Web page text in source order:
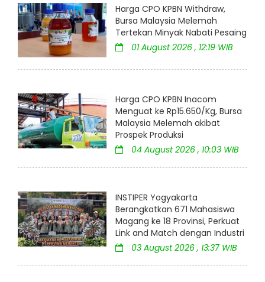
Harga CPO KPBN Withdraw,
Bursa Malaysia Melemah
Tertekan Minyak Nabati Pesaing
01 August 2026 , 12:19 WIB
Harga CPO KPBN Inacom
Menguat ke Rp15.650/Kg, Bursa
Malaysia Melemah akibat
Prospek Produksi
04 August 2026 , 10:03 WIB
INSTIPER Yogyakarta
Berangkatkan 671 Mahasiswa
Magang ke 18 Provinsi, Perkuat
Link and Match dengan Industri
03 August 2026 , 13:37 WIB